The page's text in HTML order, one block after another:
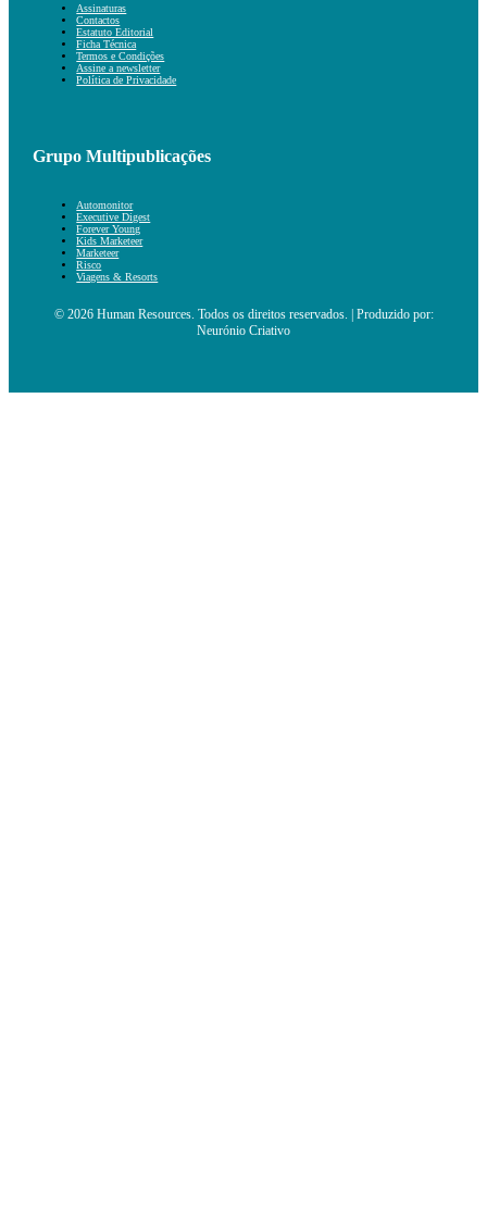
Assinaturas
Contactos
Estatuto Editorial
Ficha Técnica
Termos e Condições
Assine a newsletter
Política de Privacidade
Grupo Multipublicações
Automonitor
Executive Digest
Forever Young
Kids Marketeer
Marketeer
Risco
Viagens & Resorts
© 2026 Human Resources. Todos os direitos reservados. | Produzido por:
Neurónio Criativo